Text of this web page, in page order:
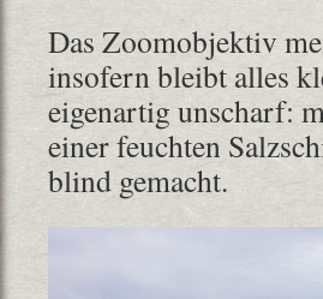
Das Zoomobjektiv
insofern bleibt alles
eigenartig unscharf:
einer feuchten
blind gemacht.